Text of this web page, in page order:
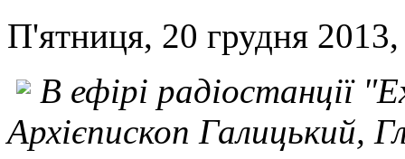
П'ятниця, 20 грудня
В ефірі радіостанції
Архієпископ Галицький,